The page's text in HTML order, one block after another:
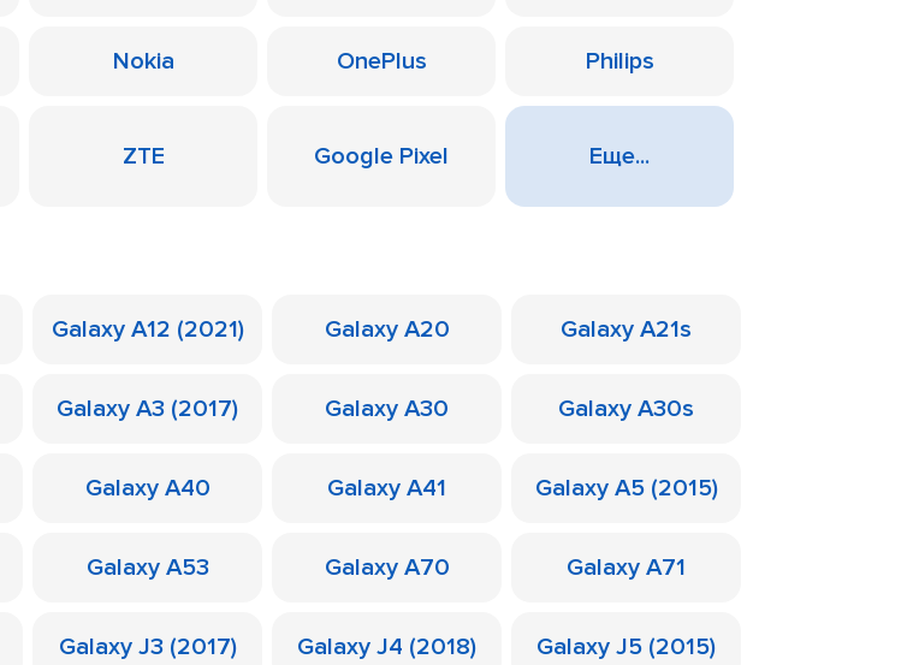
Nokia OnePlus Philips
ZTE Google Pixel Еще...
Galaxy A12 (2021) Galaxy A20 Galaxy A21s
Galaxy A3 (2017) Galaxy A30 Galaxy A30s
Galaxy A40 Galaxy A41 Galaxy A5 (2015)
Galaxy A53 Galaxy A70 Galaxy A71
Galaxy J3 (2017) Galaxy J4 (2018) Galaxy J5 (2015)